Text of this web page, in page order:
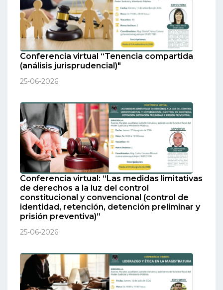
Conferencia virtual “Tenencia compartida
(análisis jurisprudencial)"
25-06-2026
Conferencia virtual: “Las medidas limitativas
de derechos a la luz del control
constitucional y convencional (control de
identidad, retención, detención preliminar y
prisión preventiva)”
25-06-2026